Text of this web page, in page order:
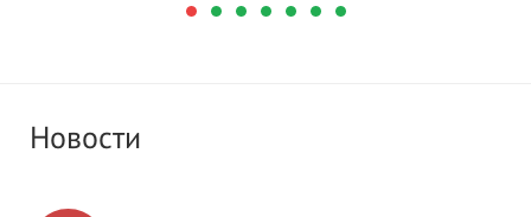
Новости